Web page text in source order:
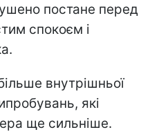
постане перед
спокоєм і
внутрішньої
які
ще сильніше.